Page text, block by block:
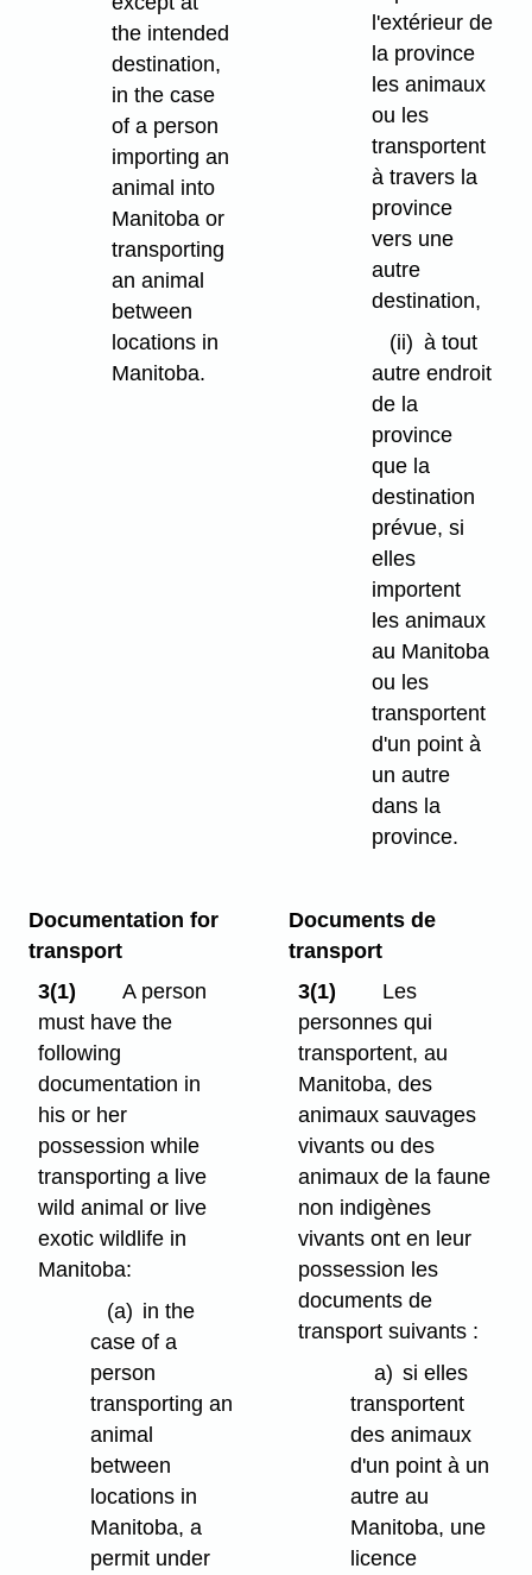
the intended
destination,
in the case
of a person
importing an
animal into
Manitoba or
transporting
an animal
between
locations in
Manitoba.
l'extérieur de
la province
les animaux
ou les
transportent
à travers la
province
vers une
autre
destination,
(ii) à tout
autre endroit
de la
province
que la
destination
prévue, si
elles
importent
les animaux
au Manitoba
ou les
transportent
d'un point à
un autre
dans la
province.
Documentation for
transport
3(1)
A person
must have the
following
documentation in
his or her
possession while
transporting a live
wild animal or live
exotic wildlife in
Manitoba:
(a) in the
case of a
person
transporting an
animal
between
locations in
Manitoba, a
permit under
Documents de
transport
3(1)
Les
personnes qui
transportent, au
Manitoba, des
animaux sauvages
vivants ou des
animaux de la faune
non indigènes
vivants ont en leur
possession les
documents de
transport suivants :
a) si elles
transportent
des animaux
d'un point à un
autre au
Manitoba, une
licence